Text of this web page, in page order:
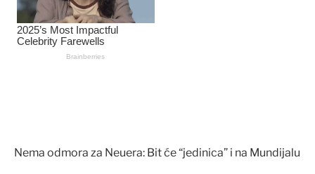
Nema odmora za Neuera: Bit će “jedinica” i na Mundijalu